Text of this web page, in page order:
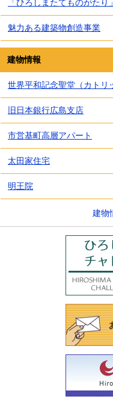
「ひろしまたてものがた
魅力ある建築物創造事業
建物情報
世界平和記念聖堂（カトリ
旧日本銀行広島支店
市営基町高層アパート
太田家住宅
明王院
建物